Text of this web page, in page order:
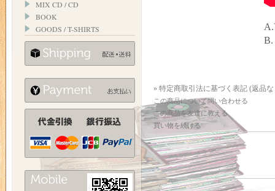
MIX CD / CD
BOOK
GOODS / T-SHIRTS
B.
» 特定商取引法に基づく表記 (返品
この商品について問い合わせる
この商品を友達に教える
買い物を続ける